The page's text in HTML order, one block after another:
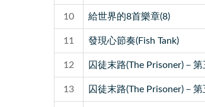
10 給世界的8首樂章(8)
11 發現心節奏(Fish Tank)
12 囚徒末路(The Prisoner)－
13 囚徒末路(The Prisoner)－